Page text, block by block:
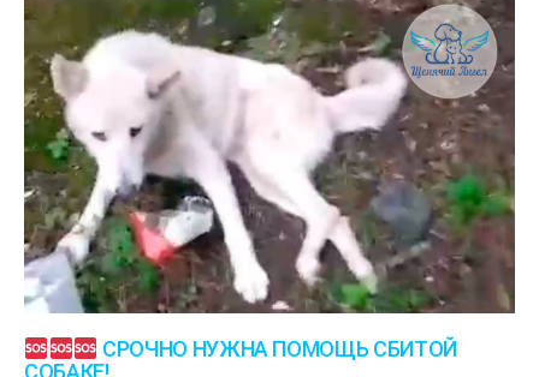
СРОЧНО НУЖНА ПОМОЩЬ СБИТОЙ
СОБАКЕ!